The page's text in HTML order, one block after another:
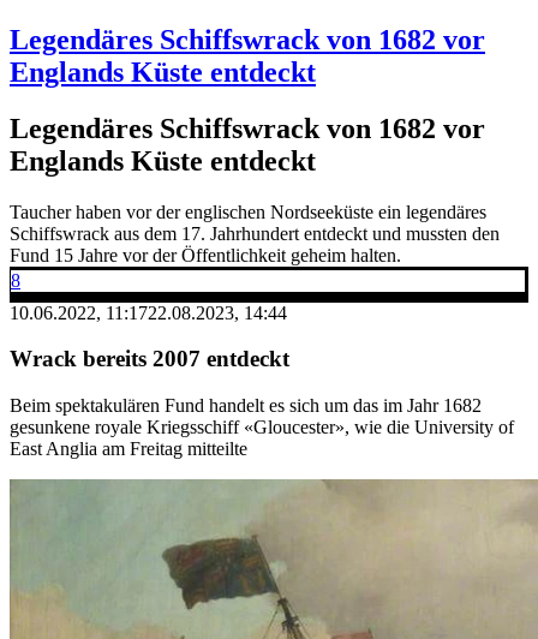
Legendäres Schiffswrack von 1682 vor
Englands Küste entdeckt
Legendäres Schiffswrack von 1682 vor
Englands Küste entdeckt
Taucher haben vor der englischen Nordseeküste ein legendäres
Schiffswrack aus dem 17. Jahrhundert entdeckt und mussten den
Fund 15 Jahre vor der Öffentlichkeit geheim halten.
8
10.06.2022, 11:1722.08.2023, 14:44
Wrack bereits 2007 entdeckt
Beim spektakulären Fund handelt es sich um das im Jahr 1682
gesunkene royale Kriegsschiff «Gloucester», wie die University of
East Anglia am Freitag mitteilte